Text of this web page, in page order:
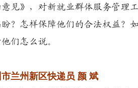
见》，对新就业群体服务管理
怎样保障他们的合法权益？
们怎么说。
兰州新区快递员 颜 斌